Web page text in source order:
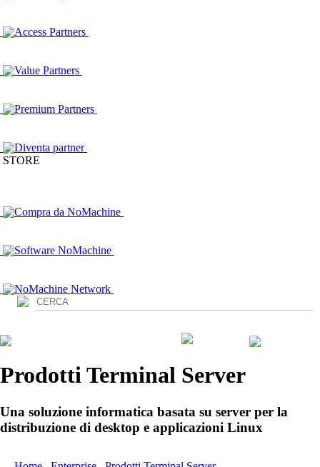
Access Partners
Value Partners
Premium Partners
Diventa partner
STORE
Compra da NoMachine
Software NoMachine
NoMachine Network
Prodotti Terminal Server
Una soluzione informatica basata su server per la
distribuzione di desktop e applicazioni Linux